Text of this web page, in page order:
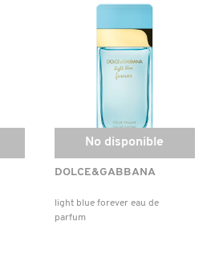
No disponible
DOLCE&GABBANA
light blue forever eau de
parfum